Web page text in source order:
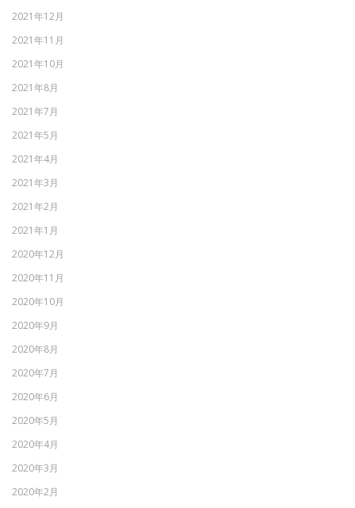
2021年12月
2021年11月
2021年10月
2021年8月
2021年7月
2021年5月
2021年4月
2021年3月
2021年2月
2021年1月
2020年12月
2020年11月
2020年10月
2020年9月
2020年8月
2020年7月
2020年6月
2020年5月
2020年4月
2020年3月
2020年2月